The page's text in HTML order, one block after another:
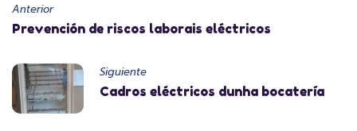
Anterior
Prevención de riscos laborais eléctricos
Siguiente
Cadros eléctricos dunha bocatería